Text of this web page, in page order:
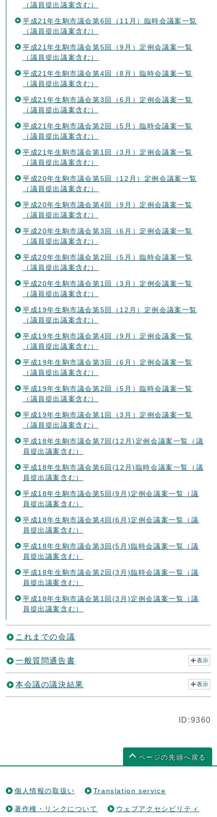
（議員提出議案含む）
平成21年生駒市議会第6回（11月）臨時会議案一覧
（議員提出議案含む）
平成21年生駒市議会第5回（9月）定例会議案一覧
（議員提出議案含む）
平成21年生駒市議会第4回（8月）臨時会議案一覧
（議員提出議案含む）
平成21年生駒市議会第3回（6月）定例会議案一覧
（議員提出議案含む）
平成21年生駒市議会第2回（5月）臨時会議案一覧
（議員提出議案含む）
平成21年生駒市議会第1回（3月）定例会議案一覧
（議員提出議案含む）
平成20年生駒市議会第5回（12月）定例会議案一覧
（議員提出議案含む）
平成20年生駒市議会第4回（9月）定例会議案一覧
（議員提出議案含む）
平成20年生駒市議会第3回（6月）定例会議案一覧
（議員提出議案含む）
平成20年生駒市議会第2回（5月）臨時会議案一覧
（議員提出議案含む）
平成20年生駒市議会第1回（3月）定例会議案一覧
（議員提出議案含む）
平成19年生駒市議会第5回（12月）定例会議案一覧
（議員提出議案含む）
平成19年生駒市議会第4回（9月）定例会議案一覧
（議員提出議案含む）
平成19年生駒市議会第3回（6月）定例会議案一覧
（議員提出議案含む）
平成19年生駒市議会第2回（5月）臨時会議案一覧
（議員提出議案含む）
平成19年生駒市議会第1回（3月）定例会議案一覧
（議員提出議案含む）
平成18年生駒市議会第7回(12月)定例会議案一覧（議
員提出議案含む）
平成18年生駒市議会第6回(12月)臨時会議案一覧（議
員提出議案含む）
平成18年生駒市議会第5回(9月)定例会議案一覧（議
員提出議案含む）
平成18年生駒市議会第4回(6月)定例会議案一覧（議
員提出議案含む）
平成18年生駒市議会第3回(5月)臨時会議案一覧（議
員提出議案含む）
平成18年生駒市議会第2回(3月)臨時会議案一覧（議
員提出議案含む）
平成18年生駒市議会第1回(3月)定例会議案一覧（議
員提出議案含む）
これまでの会議
一般質問通告書 表示
本会議の議決結果 表示
ID:9360
ページの先頭へ戻る
個人情報の取扱い Translation service
著作権・リンクについて ウェブアクセシビリティ